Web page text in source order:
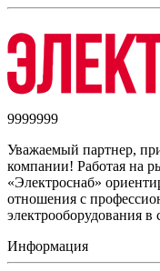
9999999
Уважаемый партнер,
компании! Работая на
«Электроснаб»
отношения с
электрооборудования в
Информация